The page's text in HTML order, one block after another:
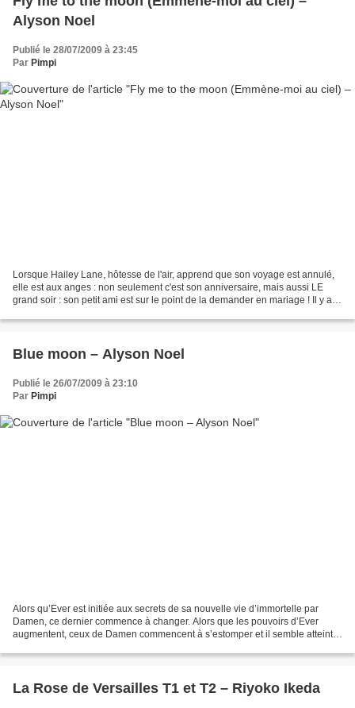
Alyson Noel
Publié le 28/07/2009 à 23:45
Par Pimpi
Lorsque Hailey Lane, hôtesse de l'air, apprend que son voyage est annulé,
elle est aux anges : non seulement c'est son anniversaire, mais aussi LE
grand soir : son petit ami est sur le point de la demander en mariage ! Il y a
Blue moon – Alyson Noel
Publié le 26/07/2009 à 23:10
Par Pimpi
Alors qu’Ever est initiée aux secrets de sa nouvelle vie d’immortelle par
Damen, ce dernier commence à changer. Alors que les pouvoirs d’Ever
augmentent, ceux de Damen commencent à s’estomper et il semble atteint
La Rose de Versailles T1 et T2 – Riyoko Ikeda